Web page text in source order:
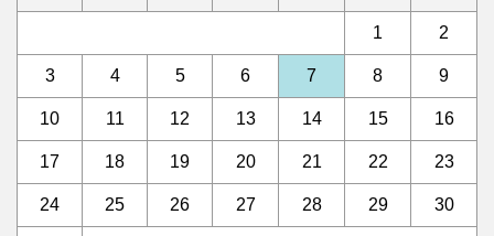
1 2
3 4 5 6 7 8 9
10 11 12 13 14 15 16
17 18 19 20 21 22 23
24 25 26 27 28 29 30